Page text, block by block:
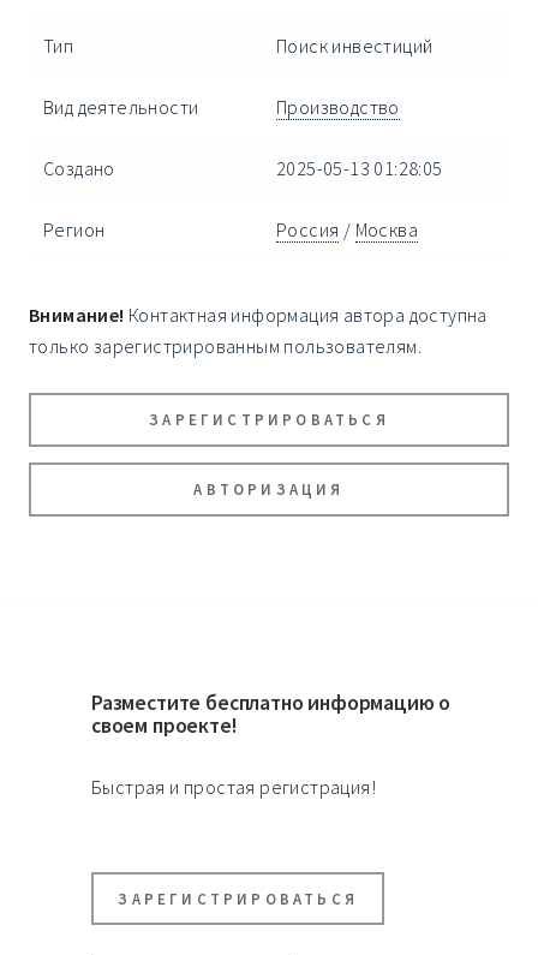
Тип Поиск инвестиций
Вид деятельности Производство
Создано 2025-05-13 01:28:05
Регион Россия / Москва
Внимание! Контактная информация автора доступна
только зарегистрированным пользователям.
ЗАРЕГИСТРИРОВАТЬСЯ
АВТОРИЗАЦИЯ
Разместите бесплатно информацию о
своем проекте!
Быстрая и простая регистрация!
ЗАРЕГИСТРИРОВАТЬСЯ